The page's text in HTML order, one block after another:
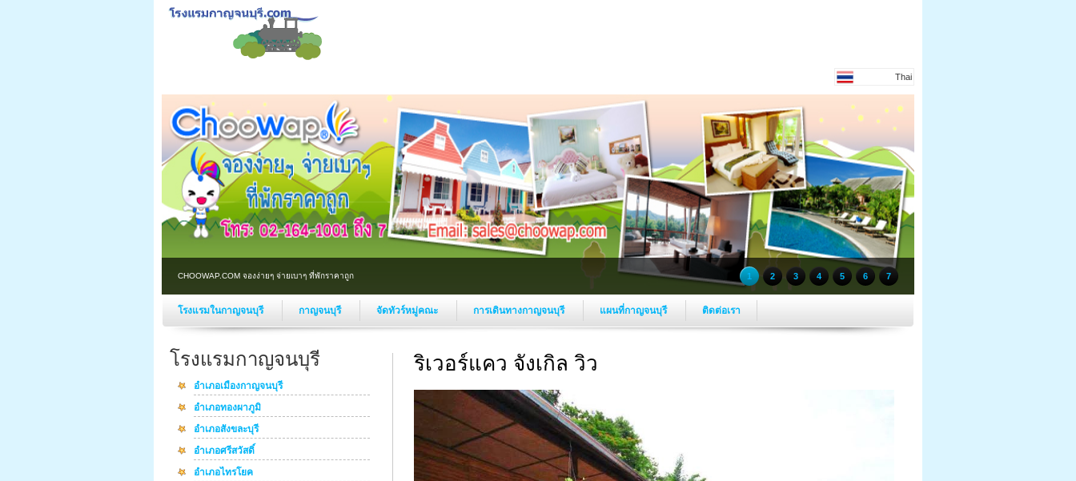
Thai
CHOOWAP.COM จองง่ายๆ จ่ายเบาๆ ที่พักราคาถูก 1 2 3 4 5 6 7
โรงแรมในกาญจนบุรี กาญจนบุรี จัดทัวร์หมู่คณะ การเดินทางกาญจนบุรี แผนที่กาญจนบุรี ติดต่อเรา
โรงแรมกาญจนบุรี
อำเภอเมืองกาญจนบุรี
อำเภอทองผาภูมิ
อำเภอสังขละบุรี
อำเภอศรีสวัสดิ์
อำเภอไทรโยค
ริเวอร์แคว จังเกิล วิว